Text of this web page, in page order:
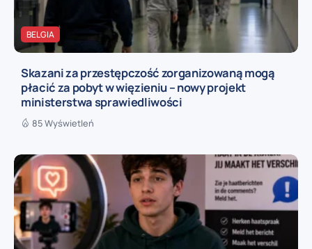
BELGIA
Skazani za przestępczość zorganizowaną mogą
płacić za pobyt w więzieniu – nowy projekt
ministerstwa sprawiedliwości
85 Wyświetleń